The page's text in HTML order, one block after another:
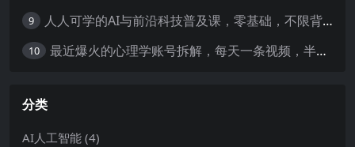
9 人人可学的AI与前沿科技普及课，零基础，不限背景通俗易懂，深入浅出-暖阳网
10 最近爆火的心理学账号拆解，每天一条视频，半个小时解决，轻松日入三百+-暖阳网
分类
AI人工智能 (4)